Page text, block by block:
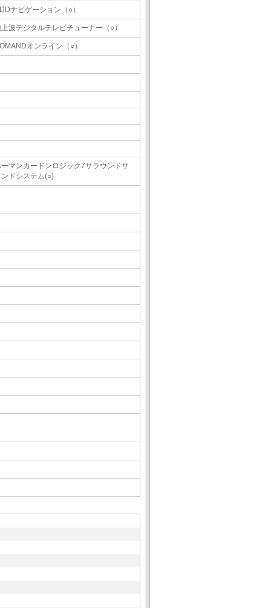
ナビゲーション（○）
波デジタルテレビチューナー（○）
オンライン（○）
マンカードンロジック7サラウンドサ
ドシステム(○)